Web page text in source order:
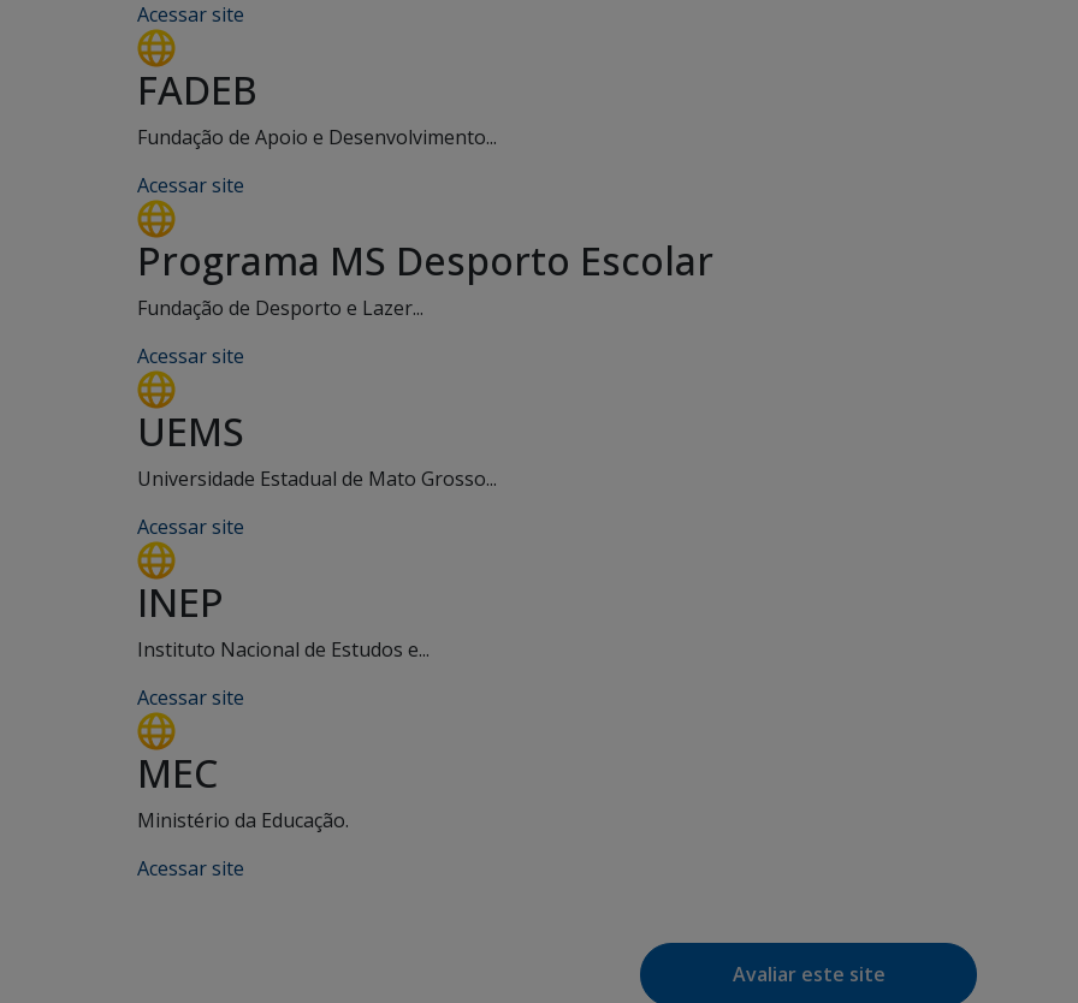
Acessar site
FADEB
Fundação de Apoio e Desenvolvimento...
Acessar site
Programa MS Desporto Escolar
Fundação de Desporto e Lazer...
Acessar site
UEMS
Universidade Estadual de Mato Grosso...
Acessar site
INEP
Instituto Nacional de Estudos e...
Acessar site
MEC
Ministério da Educação.
Acessar site
Avaliar este site